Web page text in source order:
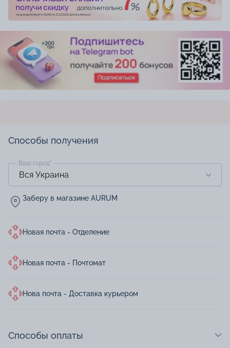
Способы получения
Ваш город*
Заберу в магазине AURUM
Новая почта - Отделение
Новая почта - Почтомат
Нова почта - Доставка курьером
Способы оплаты